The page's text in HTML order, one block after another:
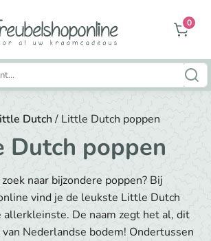
0
Dutch/ Little Dutch poppen
Dutch poppen
naar bijzondere poppen? Bij
vind je de leukste Little Dutch
allerkleinste. De naam zegt het al, dit
Nederlandse bodem! Ondertussen